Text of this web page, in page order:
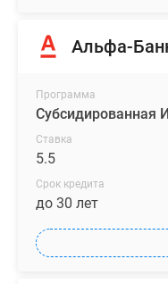
Альфа-
Программа
Субсидированная
Ставка
5.5
Срок кредита
до 30 лет